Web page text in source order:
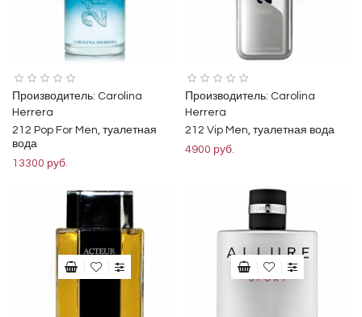
Производитель: Carolina
Herrera
212 Pop For Men, туалетная
вода
13300 руб.
Производитель: Carolina
Herrera
212 Vip Men, туалетная вода
4900 руб.